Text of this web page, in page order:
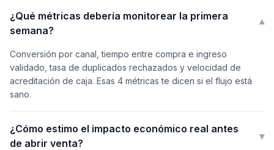
¿Qué métricas debería monitorear la primera
semana?
▾
Conversión por canal, tiempo entre compra e ingreso
validado, tasa de duplicados rechazados y velocidad de
acreditación de caja. Esas 4 métricas te dicen si el flujo está
sano.
¿Cómo estimo el impacto económico real antes
de abrir venta?
▾